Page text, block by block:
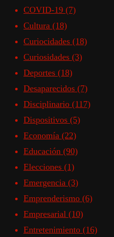
COVID-19 (7)
Cultura (18)
Curiocidades (18)
Curiosidades (3)
Deportes (18)
Desaparecidos (7)
Disciplinario (117)
Dispositivos (5)
Economía (22)
Educación (90)
Elecciones (1)
Emergencia (3)
Emprenderismo (6)
Empresarial (10)
Entretenimiento (16)